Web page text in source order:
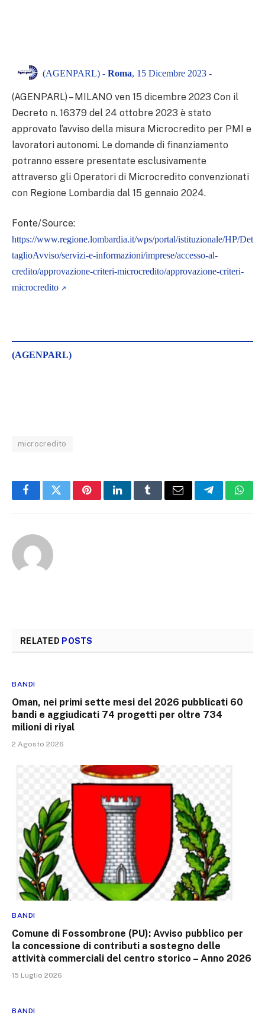
(AGENPARL) - Roma, 15 Dicembre 2023 -
(AGENPARL) – MILANO ven 15 dicembre 2023 Con il
Decreto n. 16379 del 24 ottobre 2023 è stato
approvato l’avviso della misura Microcredito per PMI e
lavoratori autonomi. Le domande di finanziamento
potranno essere presentate esclusivamente
attraverso gli Operatori di Microcredito convenzionati
con Regione Lombardia dal 15 gennaio 2024.
Fonte/Source:
https://www.regione.lombardia.it/wps/portal/istituzionale/HP/Det
taglioAvviso/servizi-e-informazioni/imprese/accesso-al-
credito/approvazione-criteri-microcredito/approvazione-criteri-
microcredito
(AGENPARL)
microcredito
FacebookTwitterPinterestLinkedInTumblrEmail Telegram
RELATED POSTS
BANDI
Oman, nei primi sette mesi del 2026 pubblicati 60
bandi e aggiudicati 74 progetti per oltre 734
milioni di riyal
2 Agosto 2026
BANDI
Comune di Fossombrone (PU): Avviso pubblico per
la concessione di contributi a sostegno delle
attività commerciali del centro storico – Anno 2026
15 Luglio 2026
BANDI